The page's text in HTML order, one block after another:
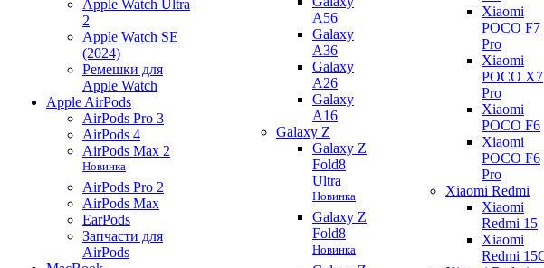
Apple Watch Ultra
2
Apple Watch SE
(2024)
Ремешки для
Apple Watch
Apple AirPods
AirPods Pro 3
AirPods 4
AirPods Max 2
Новинка
AirPods Pro 2
AirPods Max
EarPods
Запчасти для
AirPods
A56
Galaxy
A36
Galaxy
A26
Galaxy
A16
Galaxy Z
Galaxy Z
Fold8
Ultra
Новинка
Galaxy Z
Fold8
Новинка
Xiaomi
POCO F7
Pro
Xiaomi
POCO X7
Pro
Xiaomi
POCO F6
Xiaomi
POCO F6
Pro
Xiaomi Redmi
Xiaomi
Redmi 15
Xiaomi
Redmi